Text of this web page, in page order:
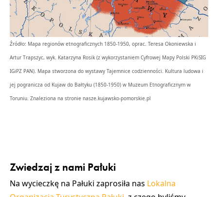
Źródło: Mapa regionów etnograficznych 1850-1950, oprac. Teresa Okoniewska i
Artur Trapszyc, wyk. Katarzyna Rosik (z wykorzystaniem Cyfrowej Mapy Polski PKiSIG
IGiPZ PAN). Mapa stworzona do wystawy Tajemnice codzienności. Kultura ludowa i
jej pogranicza od Kujaw do Bałtyku (1850-1950) w Muzeum Etnograficznym w
Toruniu. Znaleziona na stronie nasze.kujawsko-pomorskie.pl
Zwiedzaj z nami Pałuki
Na wycieczkę na Pałuki zaprosiła nas Lokalna